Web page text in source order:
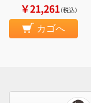
￥21,261（税込）
カゴへ